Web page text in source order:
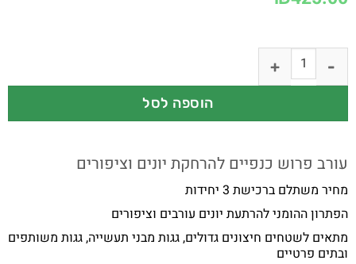
הוספה לסל
עורב פרוש כנפיים להרחקת יונים וציפורים
מחיר משתלם ברכישת 3 יחידות
הפתרון ההומני להרתעת יונים עורבים וציפורים
מתאים לשטחים חיצונים גדולים, גגות מבני תעשייה, גגות משותפים
ובתים פרטיים